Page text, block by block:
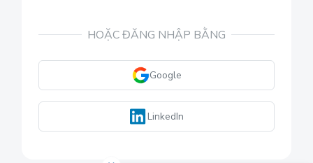
HOẶC ĐĂNG NHẬP BẰNG
Google
LinkedIn